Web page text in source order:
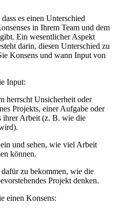
es einen Unterschied
in Ihrem Team und dem
Ein wesentlicher Aspekt
darin, diesen Unterschied zu
Konsens und wann Input von
Input:
herrscht Unsicherheit oder
Projekts, einer Aufgabe oder
ihrer Arbeit (z. B. wie die
und sehen, wie viel Arbeit
können.
zu bekommen, wie die
Projekt denken.
einen Konsens: